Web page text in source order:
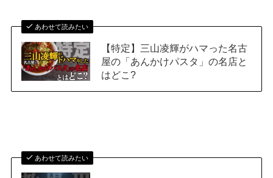
あわせて読みたい
【特定】三山凌輝がハマった名古
屋の「あんかけパスタ」の名店と
はどこ?
あわせて読みたい